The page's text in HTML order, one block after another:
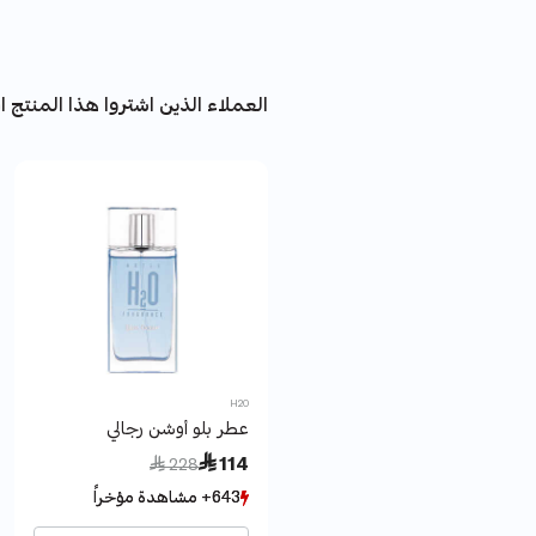
العملاء الذين اشتروا هذا المنتج
H2O
عطر بلو أوشن رجالي
 114
Price reduced from
 228
to
643+ مشاهدة مؤخراً
379+ بيع مؤخراً
643+ مشاهدة مؤخراً
379+ بيع مؤخراً